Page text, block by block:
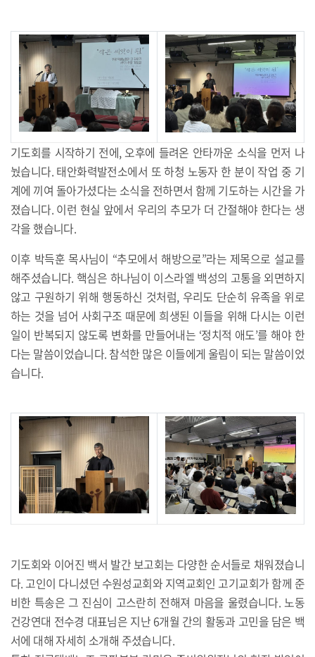
기도회를 시작하기 전에, 오후에 들려온 안타까운 소식을 먼저 나
눴습니다. 태안화력발전소에서 또 하청 노동자 한 분이 작업 중 기
계에 끼여 돌아가셨다는 소식을 전하면서 함께 기도하는 시간을 가
졌습니다. 이런 현실 앞에서 우리의 추모가 더 간절해야 한다는 생
각을 했습니다.
이후 박득훈 목사님이 “추모에서 해방으로”라는 제목으로 설교를
해주셨습니다. 핵심은 하나님이 이스라엘 백성의 고통을 외면하지
않고 구원하기 위해 행동하신 것처럼, 우리도 단순히 유족을 위로
하는 것을 넘어 사회구조 때문에 희생된 이들을 위해 다시는 이런
일이 반복되지 않도록 변화를 만들어내는 ‘정치적 애도’를 해야 한
다는 말씀이었습니다. 참석한 많은 이들에게 울림이 되는 말씀이었
습니다.
기도회와 이어진 백서 발간 보고회는 다양한 순서들로 채워졌습니
다. 고인이 다니셨던 수원성교회와 지역교회인 고기교회가 함께 준
비한 특송은 그 진심이 고스란히 전해져 마음을 울렸습니다. 노동
건강연대 전수경 대표님은 지난 6개월 간의 활동과 고민을 담은 백
서에 대해 자세히 소개해 주셨습니다.